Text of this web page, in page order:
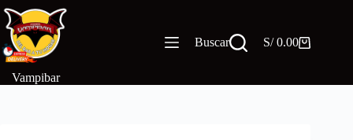
Saltar
contenido
Vampibar
Buscar
Carro
S/0.00